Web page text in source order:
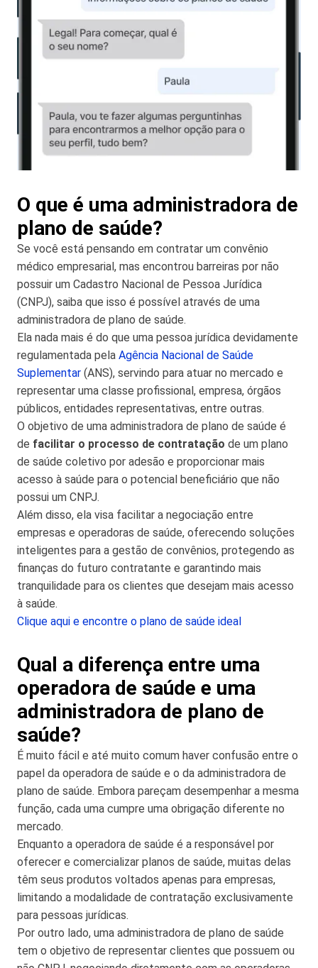
O que é uma administradora de
plano de saúde?
Se você está pensando em contratar um convênio
médico empresarial, mas encontrou barreiras por não
possuir um Cadastro Nacional de Pessoa Jurídica
(CNPJ), saiba que isso é possível através de uma
administradora de plano de saúde.
Ela nada mais é do que uma pessoa jurídica devidamente
regulamentada pela Agência Nacional de Saúde
Suplementar (ANS), servindo para atuar no mercado e
representar uma classe profissional, empresa, órgãos
públicos, entidades representativas, entre outras.
O objetivo de uma administradora de plano de saúde é
de facilitar o processo de contratação de um plano
de saúde coletivo por adesão e proporcionar mais
acesso à saúde para o potencial beneficiário que não
possui um CNPJ.
Além disso, ela visa facilitar a negociação entre
empresas e operadoras de saúde, oferecendo soluções
inteligentes para a gestão de convênios, protegendo as
finanças do futuro contratante e garantindo mais
tranquilidade para os clientes que desejam mais acesso
à saúde.
Clique aqui e encontre o plano de saúde ideal
Qual a diferença entre uma
operadora de saúde e uma
administradora de plano de
saúde?
É muito fácil e até muito comum haver confusão entre o
papel da operadora de saúde e o da administradora de
plano de saúde. Embora pareçam desempenhar a mesma
função, cada uma cumpre uma obrigação diferente no
mercado.
Enquanto a operadora de saúde é a responsável por
oferecer e comercializar planos de saúde, muitas delas
têm seus produtos voltados apenas para empresas,
limitando a modalidade de contratação exclusivamente
para pessoas jurídicas.
Por outro lado, uma administradora de plano de saúde
tem o objetivo de representar clientes que possuem ou